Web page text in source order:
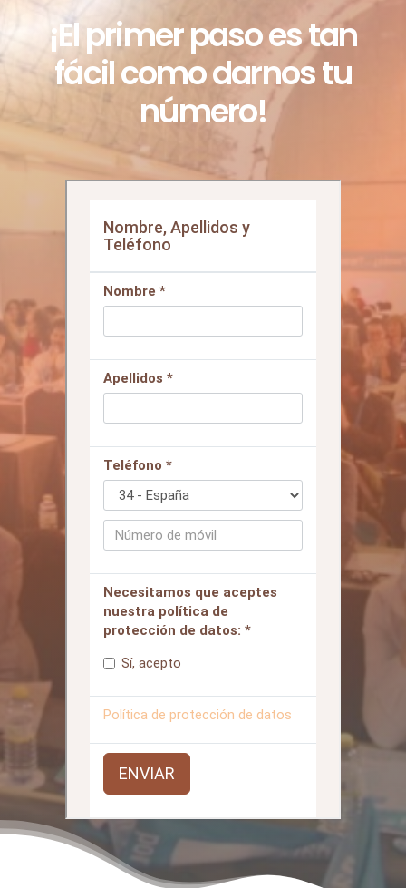
QUEREMOS CONTACTAR CONTIGO
¡El primer paso es tan
fácil como darnos tu
número!